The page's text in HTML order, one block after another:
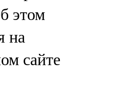
этом
на
сайте